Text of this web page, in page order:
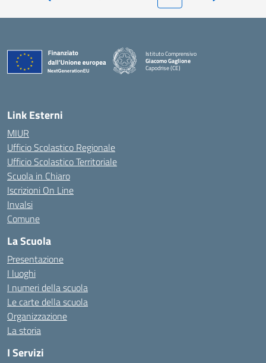
Istituto Comprensivo
Giacomo Gaglione
Capodrise (CE)
— Visita la pagina iniziale della scuola
Link Esterni
MIUR
Ufficio Scolastico Regionale
Ufficio Scolastico Territoriale
Scuola in Chiaro
Iscrizioni On Line
Invalsi
Comune
La Scuola
Presentazione
I luoghi
I numeri della scuola
Le carte della scuola
Organizzazione
La storia
I Servizi